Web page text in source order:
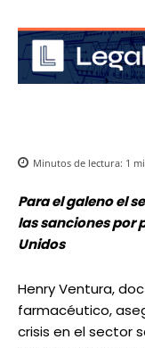
Minutos de lectura: 1
Para el galeno el
las sanciones por
Unidos
Henry Ventura,
farmacéutico,
crisis en el sector